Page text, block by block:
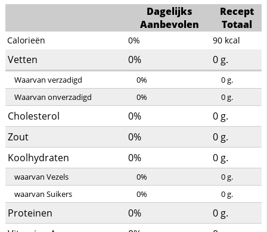
Dagelijks
Aanbevolen
Recept
Totaal
Calorieën 0% 90 kcal
Vetten 0% 0 g.
Waarvan verzadigd 0% 0g.
Waarvan onverzadigd
0% 0g.
Cholesterol 0% 0 g.
Zout
0% 0 g.
Koolhydraten
0% 0 g.
waarvan Vezels 0% 0g.
waarvan Suikers
0% 0g.
Proteinen 0% 0 g.